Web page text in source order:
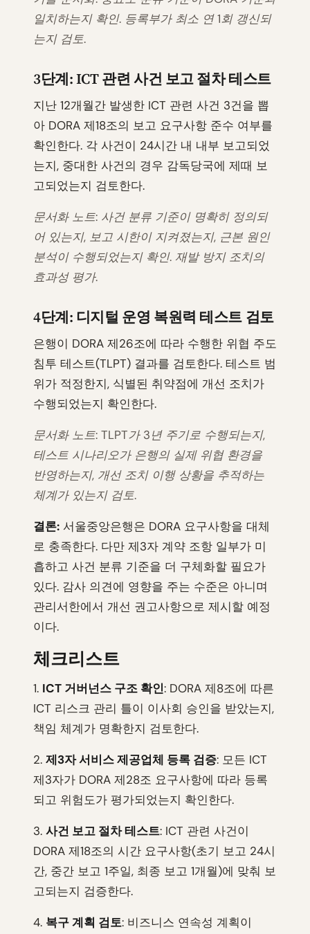
일치하는지 확인. 등록부가 최소 연 1회 갱신되
는지 검토.
3단계: ICT 관련 사건 보고 절차 테스트
지난 12개월간 발생한 ICT 관련 사건 3건을 뽑
아 DORA 제18조의 보고 요구사항 준수 여부를
확인한다. 각 사건이 24시간 내 내부 보고되었
는지, 중대한 사건의 경우 감독당국에 제때 보
고되었는지 검토한다.
문서화 노트: 사건 분류 기준이 명확히 정의되
어 있는지, 보고 시한이 지켜졌는지, 근본 원인
분석이 수행되었는지 확인. 재발 방지 조치의
효과성 평가.
4단계: 디지털 운영 복원력 테스트 검토
은행이 DORA 제26조에 따라 수행한 위협 주도
침투 테스트(TLPT) 결과를 검토한다. 테스트 범
위가 적정한지, 식별된 취약점에 개선 조치가
수행되었는지 확인한다.
문서화 노트: TLPT가 3년 주기로 수행되는지,
테스트 시나리오가 은행의 실제 위협 환경을
반영하는지, 개선 조치 이행 상황을 추적하는
체계가 있는지 검토.
결론: 서울중앙은행은 DORA 요구사항을 대체
로 충족한다. 다만 제3자 계약 조항 일부가 미
흡하고 사건 분류 기준을 더 구체화할 필요가
있다. 감사 의견에 영향을 주는 수준은 아니며
관리서한에서 개선 권고사항으로 제시할 예정
이다.
체크리스트
1. ICT 거버넌스 구조 확인: DORA 제8조에 따른
ICT 리스크 관리 틀이 이사회 승인을 받았는지,
책임 체계가 명확한지 검토한다.
2. 제3자 서비스 제공업체 등록 검증: 모든 ICT
제3자가 DORA 제28조 요구사항에 따라 등록
되고 위험도가 평가되었는지 확인한다.
3. 사건 보고 절차 테스트: ICT 관련 사건이
DORA 제18조의 시간 요구사항(초기 보고 24시
간, 중간 보고 1주일, 최종 보고 1개월)에 맞춰 보
고되는지 검증한다.
4. 복구 계획 검토: 비즈니스 연속성 계획이